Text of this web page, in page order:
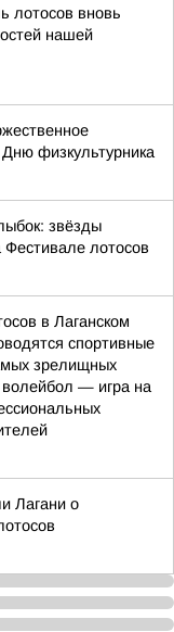
лотосов вновь
нашей
физкультурника
звёзды
лотосов
в Лаганском
спортивные
зрелищных
— игра на
Лагани о